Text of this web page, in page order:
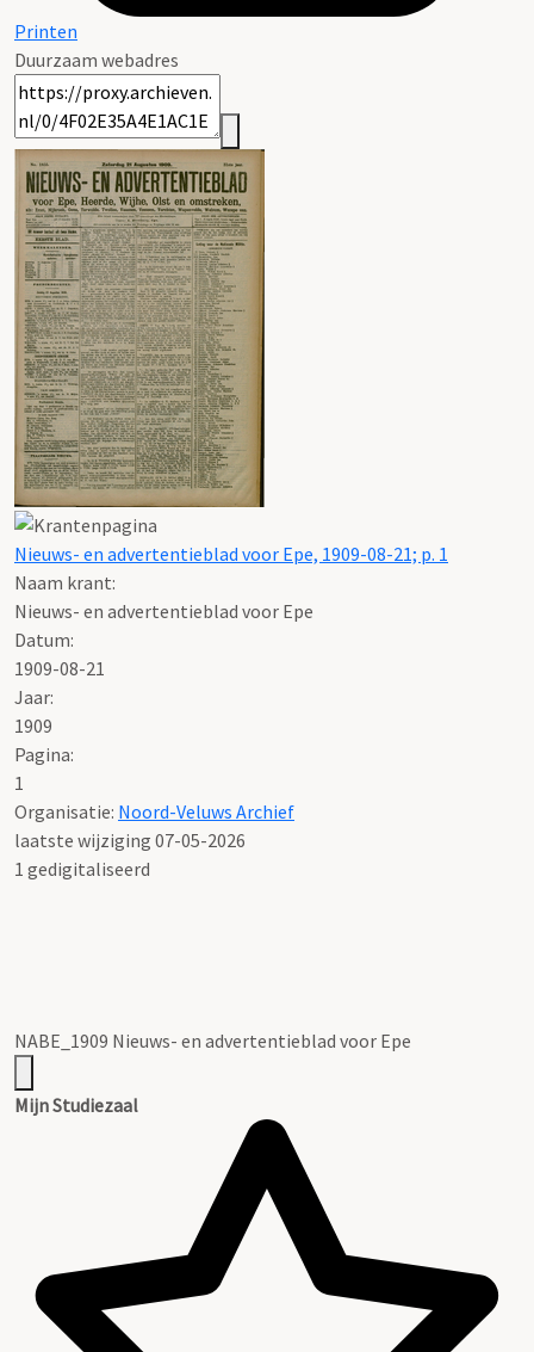
Printen
Duurzaam webadres
Nieuws- en advertentieblad voor Epe, 1909-08-21; p. 1
Naam krant:
Nieuws- en advertentieblad voor Epe
Datum:
1909-08-21
Jaar:
1909
Pagina:
1
Organisatie: Noord-Veluws Archief
laatste wijziging 07-05-2026
1 gedigitaliseerd
NABE_1909 Nieuws- en advertentieblad voor Epe
Mijn Studiezaal